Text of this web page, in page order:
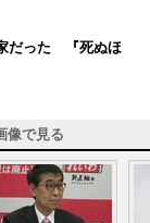
だった 『死ぬほ
像で見る